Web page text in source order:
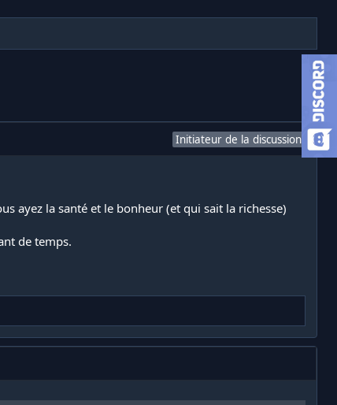
Initiateur de la discussion
ayez la santé et le bonheur (et qui sait la richesse)
de temps.